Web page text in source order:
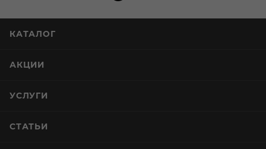
КАТАЛОГ
АКЦИИ
УСЛУГИ
СТАТЬИ